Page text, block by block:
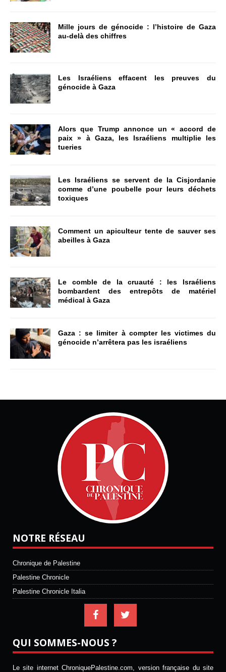
Mille jours de génocide : l’histoire de Gaza
au-delà des chiffres
Les Israéliens effacent les preuves du
génocide à Gaza
Alors que Trump annonce un « accord de
paix » à Gaza, les Israéliens multiplie les
tueries
Les Israéliens se servent de la Cisjordanie
comme d’une poubelle pour leurs déchets
toxiques
Comment un apiculteur tente de sauver ses
abeilles à Gaza
Le comble de la cruauté : les Israéliens
bombardent des entrepôts de matériel
médical à Gaza
Gaza : se limiter à compter les victimes du
génocide n’arrêtera pas les israéliens
NOTRE RÉSEAU
Chronique de Palestine
Palestine Chronicle
Palestine Chronicle Italia
QUI SOMMES-NOUS ?
Le site internet ChroniquePalestine.com, version française du site